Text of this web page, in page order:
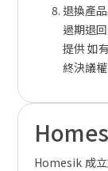
退換產
過期退
提供 如
終決議權
Homesik 成